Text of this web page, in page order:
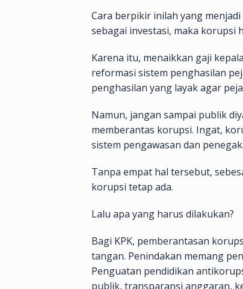
Cara berpikir inilah yang
sebagai investasi, maka korupsi
Karena itu, menaikkan gaji
reformasi sistem penghasilan
penghasilan yang layak agar
Namun, jangan sampai publik
memberantas korupsi. Ingat,
sistem pengawasan dan
Tanpa empat hal tersebut,
korupsi tetap ada.
Lalu apa yang harus dilakukan?
Bagi KPK, pemberantasan
tangan. Penindakan memang
Penguatan pendidikan
publik, transparansi anggaran,